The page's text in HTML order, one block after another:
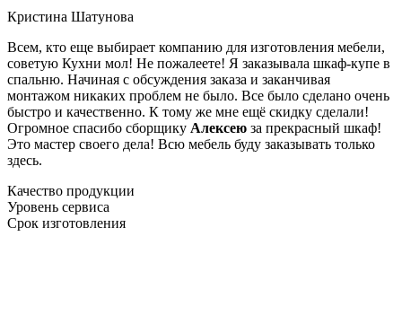
Кристина Шатунова
Всем, кто еще выбирает компанию для изготовления мебели,
советую Кухни мол! Не пожалеете! Я заказывала шкаф-купе в
спальню. Начиная с обсуждения заказа и заканчивая
монтажом никаких проблем не было. Все было сделано очень
быстро и качественно. К тому же мне ещё скидку сделали!
Огромное спасибо сборщику Алексею за прекрасный шкаф!
Это мастер своего дела! Всю мебель буду заказывать только
здесь.
Качество продукции
Уровень сервиса
Срок изготовления